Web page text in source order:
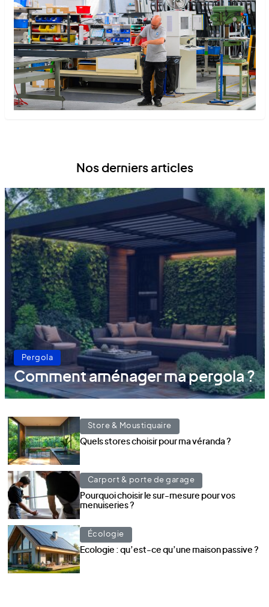
Nos derniers articles
Pergola
Comment aménager ma pergola ?
Store & Moustiquaire
Quels stores choisir pour ma véranda ?
Carport & porte de garage
Pourquoi choisir le sur-mesure pour vos
menuiseries ?
Écologie
Ecologie : qu’est-ce qu’une maison passive ?